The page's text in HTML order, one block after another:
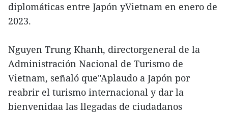
diplomáticas entre Japón yVietnam en enero de
2023.
Nguyen Trung Khanh, directorgeneral de la
Administración Nacional de Turismo de
Vietnam, señaló que"Aplaudo a Japón por
reabrir el turismo internacional y dar la
bienvenidaa las llegadas de ciudadanos